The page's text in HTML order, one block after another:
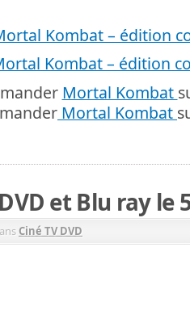
Kombat – édition
Kombat – édition
Mortal Kombat
Mortal Kombat
et Blu ray le
Ciné TV DVD